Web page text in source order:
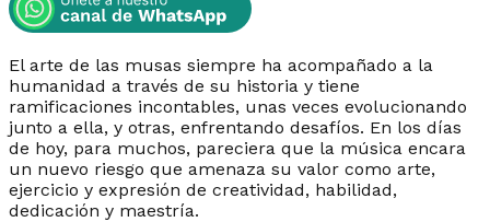
El arte de las musas siempre ha acompañado a la
humanidad a través de su historia y tiene
ramificaciones incontables, unas veces evolucionando
junto a ella, y otras, enfrentando desafíos. En los días
de hoy, para muchos, pareciera que la música encara
un nuevo riesgo que amenaza su valor como arte,
ejercicio y expresión de creatividad, habilidad,
dedicación y maestría.